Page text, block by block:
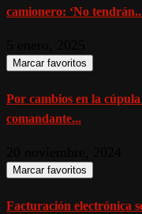
camionero: ‘No
Marcar favoritos
Por cambios en la
comandante...
Marcar favoritos
Facturación electrónica